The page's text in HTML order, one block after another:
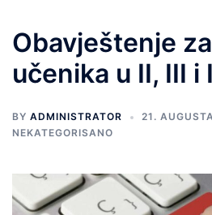
Obavještenje
učenika u II, III i
BY ADMINISTRATOR
21.
NEKATEGORISANO